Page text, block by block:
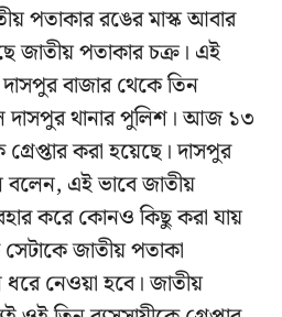
পতাকার রঙের মাস্ক আবার
জাতীয় পতাকার চক্র। এই
দাসপুর বাজার থেকে তিন
দাসপুর থানার পুলিশ। আজ ১৩
করা হয়েছে। দাসপুর
বলেন, এই ভাবে জাতীয়
করে কোনও কিছু করা যায়
জাতীয় পতাকা
নেওয়া হবে। জাতীয়